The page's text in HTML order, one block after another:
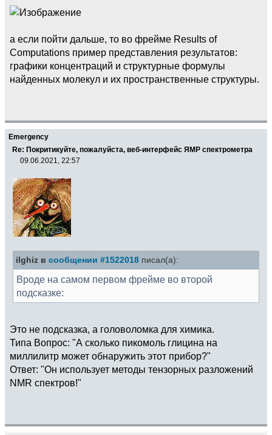
а если пойти дальше, то во фрейме Results of
Computations пример представления результатов:
графики концентраций и структурные формулы
найденных молекул и их пространственные структуры.
Emergency
Re: Покритикуйте, пожалуйста, веб-интерфейс ЯМР спектрометра
09.06.2021, 22:57
ilghiz в сообщении #1522018 писал(а):
Вроде на самом первом фрейме во второй
подсказке:
Это не подсказка, а головоломка для химика.
Типа Вопрос: "А сколько пикомоль глицина на
миллилитр может обнаружить этот прибор?"
Ответ: "Он использует методы тензорных разложений
NMR спектров!"